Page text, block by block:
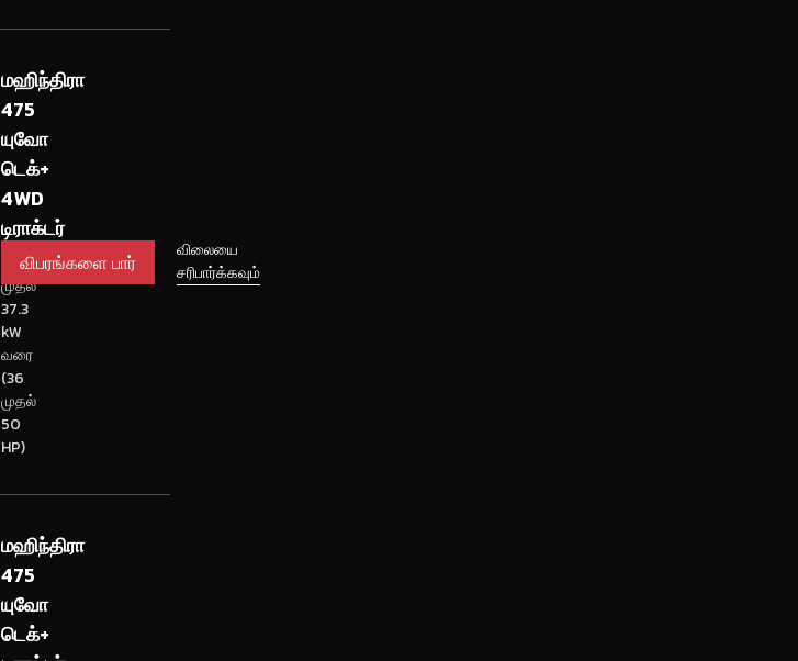
மஹிந்திரா
475
யுவோ
டெக்+
4WD
டிராக்டர்
26.5
முதல்
37.3
kW
வரை
(36
முதல்
50
HP)
விபரங்களை
பார்
விலையை
சரிபார்க்கவும்
மஹிந்திரா
475
யுவோ
டெக்+